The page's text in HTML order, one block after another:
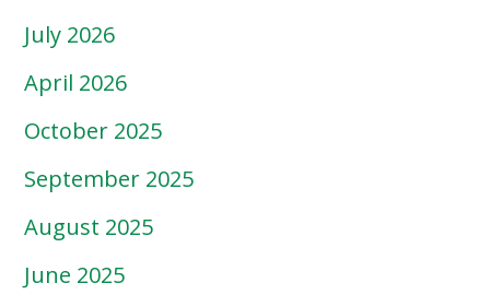
July 2026
April 2026
October 2025
September 2025
August 2025
June 2025